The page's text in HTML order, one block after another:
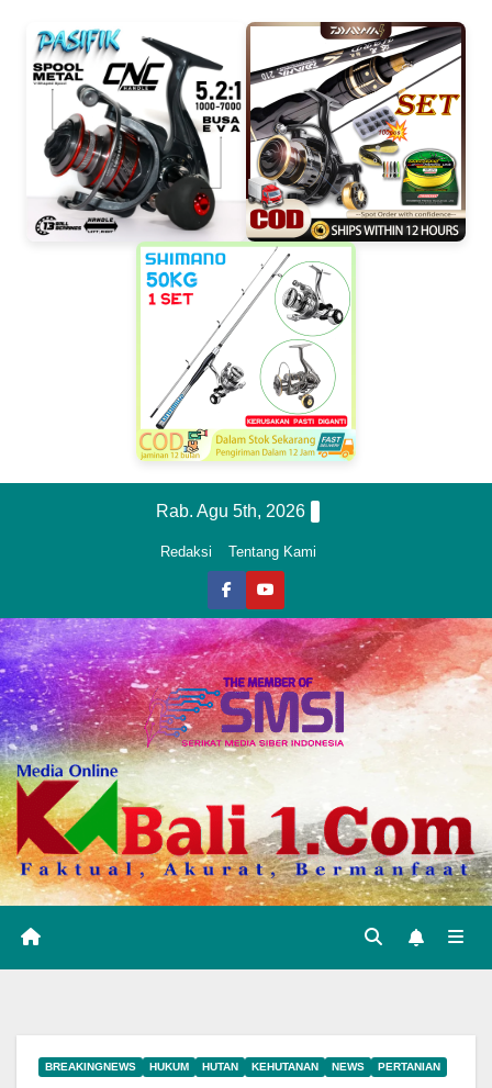
Rab. Agu 5th, 2026
Redaksi Tentang Kami
BREAKINGNEWS HUKUM HUTAN KEHUTANAN NEWS PERTANIAN